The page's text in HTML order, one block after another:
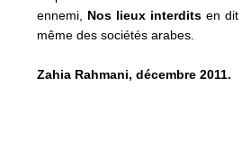
ennemi, Nos lieux interditsen dit
même des sociétés arabes.
Zahia Rahmani, décembre 2011.